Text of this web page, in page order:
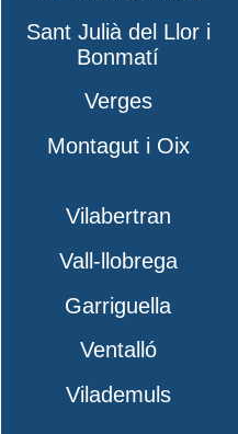
Sant Julià del Llor i
Bonmatí
Verges
Montagut i Oix
Vilabertran
Vall-llobrega
Garriguella
Ventalló
Vilademuls